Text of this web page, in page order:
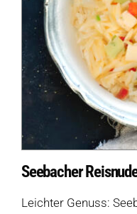
Seebacher
Leichter Genuss: